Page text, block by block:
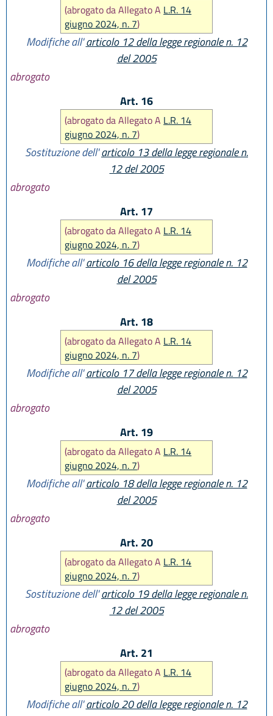
(abrogato da Allegato A L.R. 14
giugno 2024, n. 7)
Modifiche all'articolo 12 della legge regionale n. 12
del 2005
abrogato
Art. 16
(abrogato da Allegato A L.R. 14
giugno 2024, n. 7)
Sostituzione dell'articolo 13 della legge regionale n.
12 del 2005
abrogato
Art. 17
(abrogato da Allegato A L.R. 14
giugno 2024, n. 7)
Modifiche all'articolo 16 della legge regionale n. 12
del 2005
abrogato
Art. 18
(abrogato da Allegato A L.R. 14
giugno 2024, n. 7)
Modifiche all'articolo 17 della legge regionale n. 12
del 2005
abrogato
Art. 19
(abrogato da Allegato A L.R. 14
giugno 2024, n. 7)
Modifiche all'articolo 18 della legge regionale n. 12
del 2005
abrogato
Art. 20
(abrogato da Allegato A L.R. 14
giugno 2024, n. 7)
Sostituzione dell'articolo 19 della legge regionale n.
12 del 2005
abrogato
Art. 21
(abrogato da Allegato A L.R. 14
giugno 2024, n. 7)
Modifiche all'articolo 20 della legge regionale n. 12